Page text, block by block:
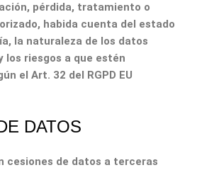
pérdida, tratamiento o
habida cuenta del estado
la naturaleza de los datos
los riesgos a que estén
el Art. 32 del RGPD EU
DATOS
cesiones de datos a terceras